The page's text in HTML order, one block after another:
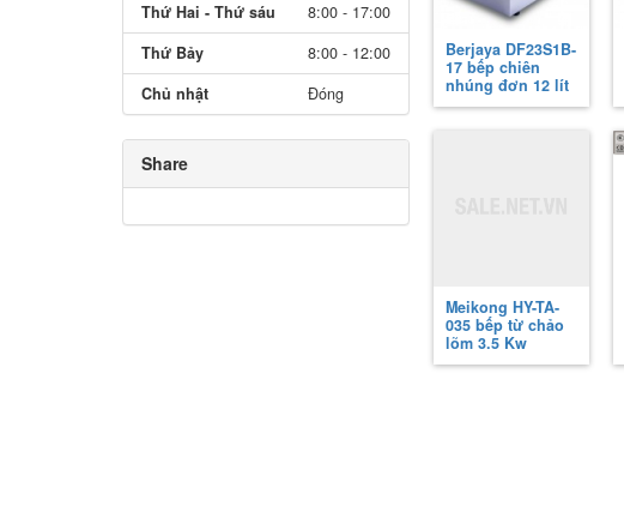
Thứ Hai - Thứ sáu
8:00 - 17:00
Thứ Bảy
8:00 - 12:00
Chủ nhật
Đóng
Share
Berjaya DF23S1B-
17 bếp chiên
nhúng đơn 12 lít
Meikong HY-TA-
035 bếp từ chảo
lõm 3.5 Kw